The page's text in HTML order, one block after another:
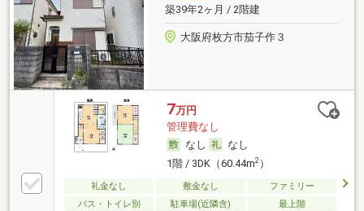
築39年2ヶ月 / 2階建
大阪府枚方市茄子作３
7万円
管理費なし
なし
なし
1階 / 3DK（60.44m2）
礼金なし 敷金なし
ファミリー
バス・トイレ別
駐車場(近隣含) 最上階